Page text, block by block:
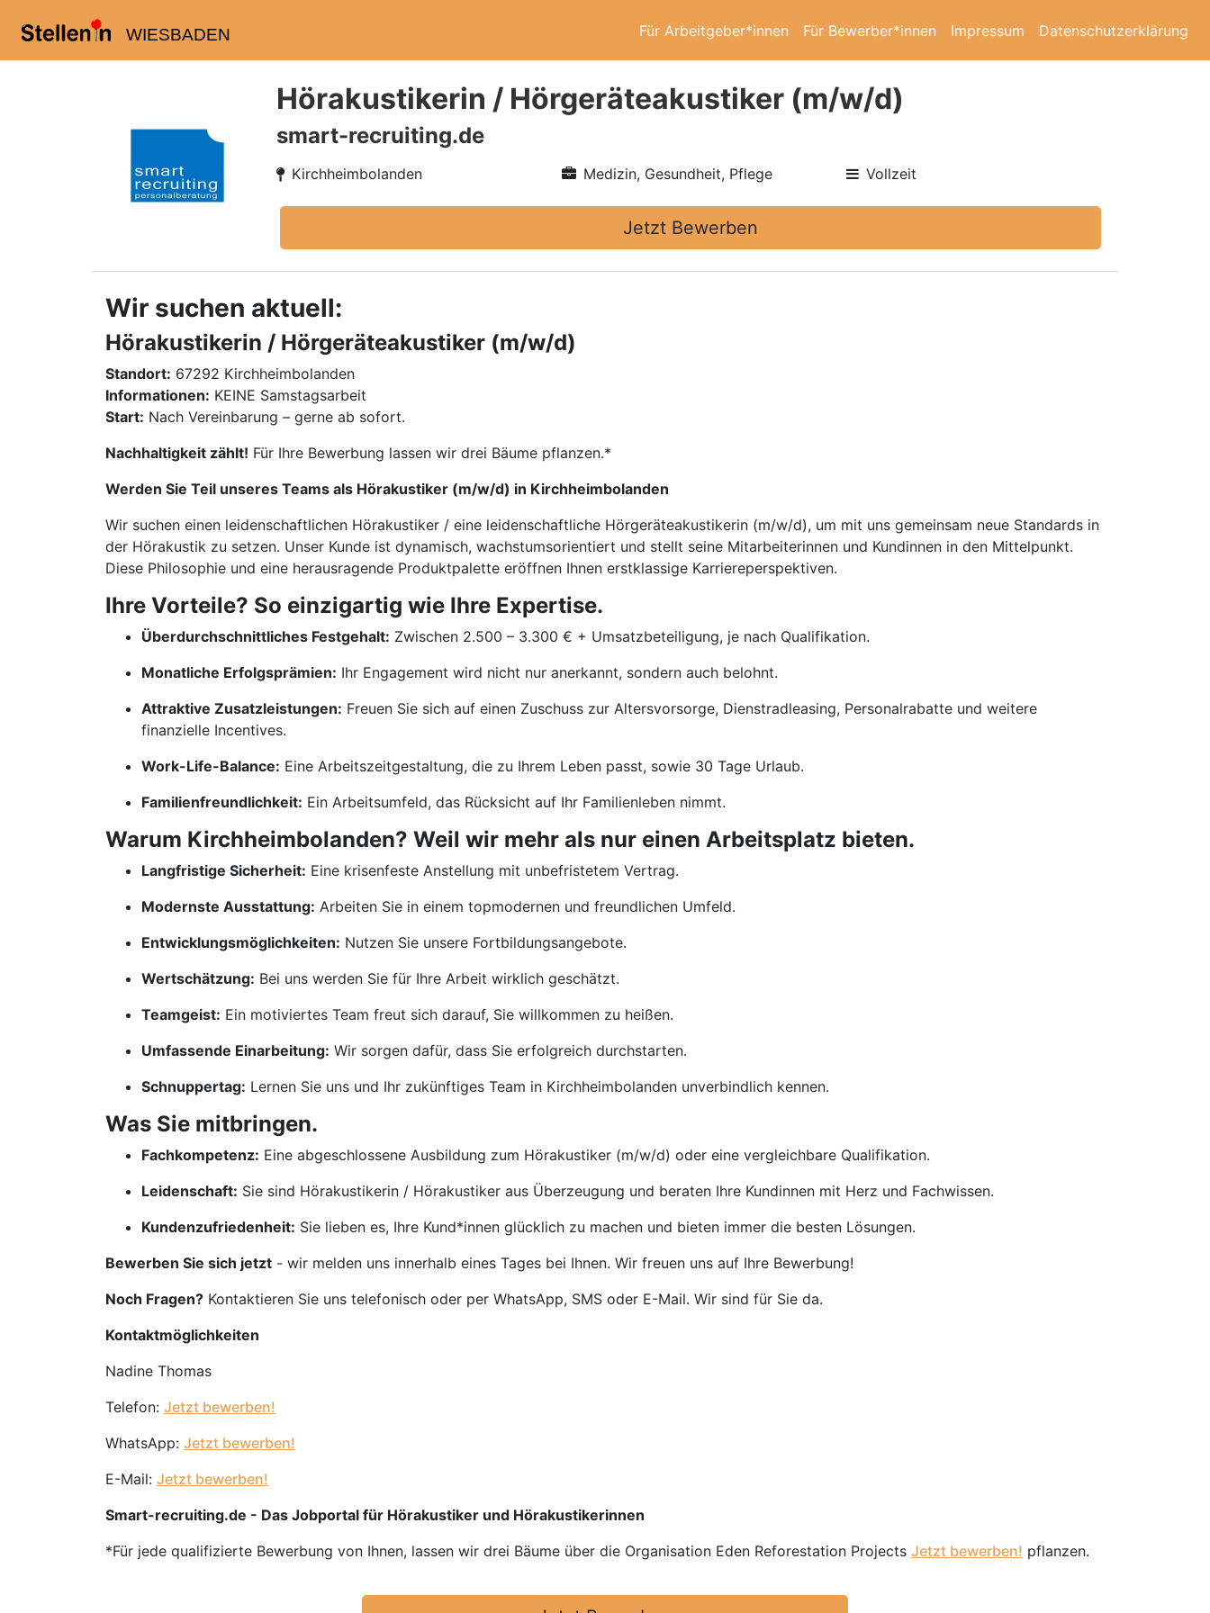
WIESBADEN Für Arbeitgeber*innen Für Bewerber*innen Impressum Datenschutzerklärung
Hörakustikerin / Hörgeräteakustiker (m/w/d)
smart-recruiting.de
Kirchheimbolanden Medizin, Gesundheit, Pflege Vollzeit
Jetzt Bewerben
Wir suchen aktuell:
Hörakustikerin / Hörgeräteakustiker (m/w/d)
Standort: 67292 Kirchheimbolanden
Informationen: KEINE Samstagsarbeit
Start: Nach Vereinbarung – gerne ab sofort.
Nachhaltigkeit zählt! Für Ihre Bewerbung lassen wir drei Bäume pflanzen.*
Werden Sie Teil unseres Teams als Hörakustiker (m/w/d) in Kirchheimbolanden
Wir suchen einen leidenschaftlichen Hörakustiker / eine leidenschaftliche Hörgeräteakustikerin (m/w/d), um mit uns gemeinsam neue Standards in
der Hörakustik zu setzen. Unser Kunde ist dynamisch, wachstumsorientiert und stellt seine Mitarbeiterinnen und Kundinnen in den Mittelpunkt.
Diese Philosophie und eine herausragende Produktpalette eröffnen Ihnen erstklassige Karriereperspektiven.
Ihre Vorteile? So einzigartig wie Ihre Expertise.
Überdurchschnittliches Festgehalt: Zwischen 2.500 – 3.300 € + Umsatzbeteiligung, je nach Qualifikation.
Monatliche Erfolgsprämien: Ihr Engagement wird nicht nur anerkannt, sondern auch belohnt.
Attraktive Zusatzleistungen: Freuen Sie sich auf einen Zuschuss zur Altersvorsorge, Dienstradleasing, Personalrabatte und weitere
finanzielle Incentives.
Work-Life-Balance: Eine Arbeitszeitgestaltung, die zu Ihrem Leben passt, sowie 30 Tage Urlaub.
Familienfreundlichkeit: Ein Arbeitsumfeld, das Rücksicht auf Ihr Familienleben nimmt.
Warum Kirchheimbolanden? Weil wir mehr als nur einen Arbeitsplatz bieten.
Langfristige Sicherheit: Eine krisenfeste Anstellung mit unbefristetem Vertrag.
Modernste Ausstattung: Arbeiten Sie in einem topmodernen und freundlichen Umfeld.
Entwicklungsmöglichkeiten: Nutzen Sie unsere Fortbildungsangebote.
Wertschätzung: Bei uns werden Sie für Ihre Arbeit wirklich geschätzt.
Teamgeist: Ein motiviertes Team freut sich darauf, Sie willkommen zu heißen.
Umfassende Einarbeitung: Wir sorgen dafür, dass Sie erfolgreich durchstarten.
Schnuppertag: Lernen Sie uns und Ihr zukünftiges Team in Kirchheimbolanden unverbindlich kennen.
Was Sie mitbringen.
Fachkompetenz: Eine abgeschlossene Ausbildung zum Hörakustiker (m/w/d) oder eine vergleichbare Qualifikation.
Leidenschaft: Sie sind Hörakustikerin / Hörakustiker aus Überzeugung und beraten Ihre Kundinnen mit Herz und Fachwissen.
Kundenzufriedenheit: Sie lieben es, Ihre Kund*innen glücklich zu machen und bieten immer die besten Lösungen.
Bewerben Sie sich jetzt - wir melden uns innerhalb eines Tages bei Ihnen. Wir freuen uns auf Ihre Bewerbung!
Noch Fragen? Kontaktieren Sie uns telefonisch oder per WhatsApp, SMS oder E-Mail. Wir sind für Sie da.
Kontaktmöglichkeiten
Nadine Thomas
Telefon: Jetzt bewerben!
WhatsApp: Jetzt bewerben!
E-Mail: Jetzt bewerben!
Smart-recruiting.de - Das Jobportal für Hörakustiker und Hörakustikerinnen
*Für jede qualifizierte Bewerbung von Ihnen, lassen wir drei Bäume über die Organisation Eden Reforestation Projects Jetzt bewerben! pflanzen.